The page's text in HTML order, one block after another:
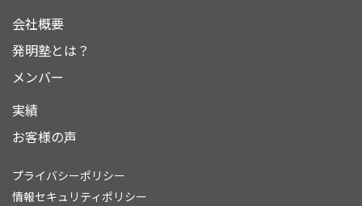
会社概要
発明塾とは？
メンバー
実績
お客様の声
プライバシーポリシー
情報セキュリティポリシー